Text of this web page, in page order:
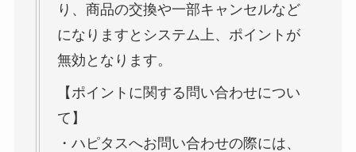
り、商品の交換や一部キャンセルなど
になりますとシステム上、ポイントが
無効となります。
【ポイントに関する問い合わせについ
て】
・ハピタスへお問い合わせの際には、